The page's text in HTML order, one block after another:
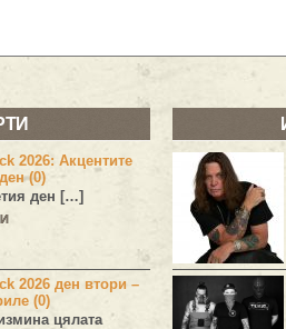
2026: Акцентите
(0)
ден […]
2026 ден втори –
(0)
цялата